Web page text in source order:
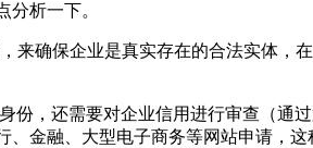
析一下。
来确保企业是真实存在的合法实体
份，还需要对企业信用进行审查（通
金融、大型电子商务等网站申请，这